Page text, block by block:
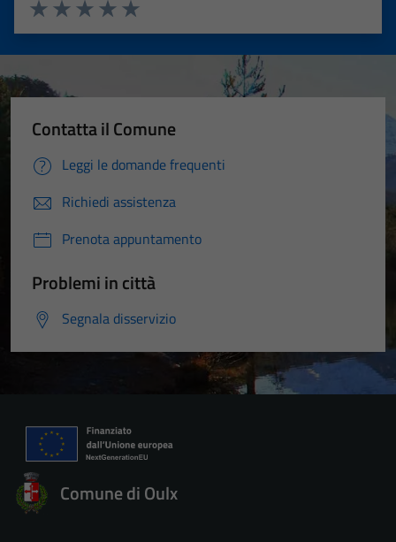
Valuta 5 stelle su 5
Valuta 4 stelle su 5
Valuta 3 stelle su 5
Valuta 2 stelle su 5
Valuta 1 stelle su 5
Contatta il Comune
Leggi le domande frequenti
Richiedi assistenza
Prenota appuntamento
Problemi in città
Segnala disservizio
Comune di Oulx